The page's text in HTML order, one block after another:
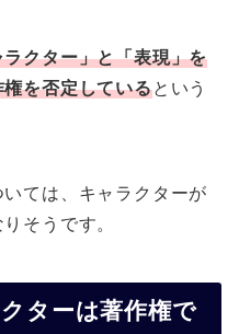
クター」と「表現」を
を否定しているという
ては、キャラクターが
そうです。
ターは著作権で